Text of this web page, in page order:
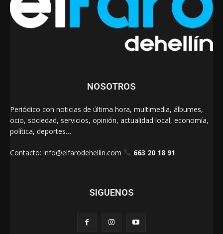
NOSOTROS
Periódico con noticias de última hora, multimedia, álbumes,
ocio, sociedad, servicios, opinión, actualidad local, economía,
política, deportes…
Contacto: info@elfarodehellin.com 663 20 18 91
SIGUENOS